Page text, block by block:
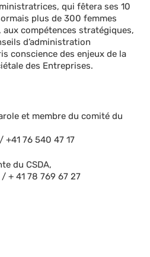
qui fêtera ses 10
plus de 300 femmes
compétences stratégiques,
d’administration
conscience des enjeux de la
des Entreprises.
et membre du comité du
/ +41 76 540 47 17
du CSDA,
/ + 41 78 769 67 27